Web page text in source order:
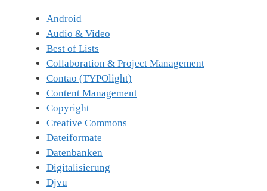
Android
Audio & Video
Best of Lists
Collaboration & Project Management
Contao (TYPOlight)
Content Management
Copyright
Creative Commons
Dateiformate
Datenbanken
Digitalisierung
Djvu